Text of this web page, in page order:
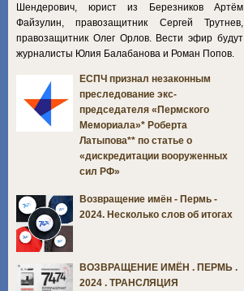
Шендерович, юрист из Березников Артём
Файзулин, правозащитник Сергей Трутнев,
правозащитник Олег Орлов. Вести эфир будут
журналисты Юлия Балабанова и Роман Попов.
ЕСПЧ признал незаконным
преследование экс-
председателя «Пермского
Мемориала»* Роберта
Латыпова** по статье о
«дискредитации вооруженных
сил РФ»
Возвращение имён - Пермь -
2024. Несколько слов об итогах
ВОЗВРАЩЕНИЕ ИМЁН . ПЕРМЬ .
2024 . ТРАНСЛЯЦИЯ